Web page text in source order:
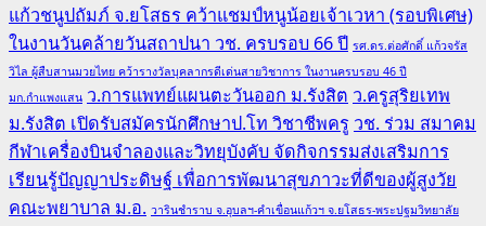
แก้วชนูปถัมภ์ จ.ยโสธร คว้าแชมป์หนูน้อยเจ้าเวหา (รอบพิเศษ)
ในงานวันคล้ายวันสถาปนา วช. ครบรอบ 66 ปี รศ.ดร.ต่อศักดิ์ แก้วจรัส
วิไล ผู้สืบสานมวยไทย คว้ารางวัลบุคลากรดีเด่นสายวิชาการ ในงานครบรอบ 46 ปี
มก.กำแพงแสน ว.การแพทย์แผนตะวันออก ม.รังสิต ว.ครูสุริยเทพ
ม.รังสิต เปิดรับสมัครนักศึกษาป.โท วิชาชีพครู วช. ร่วม สมาคม
กีฬาเครื่องบินจำลองและวิทยุบังคับ จัดกิจกรรมส่งเสริมการ
เรียนรู้ปัญญาประดิษฐ์ เพื่อการพัฒนาสุขภาวะที่ดีของผู้สูงวัย
คณะพยาบาล ม.อ. วารินชำราบ จ.อุบลฯ-คำเขื่อนแก้วฯ จ.ยโสธร-พระปฐมวิทยาลัย